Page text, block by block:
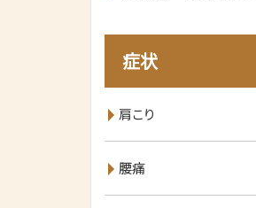
症状
肩こり
腰痛